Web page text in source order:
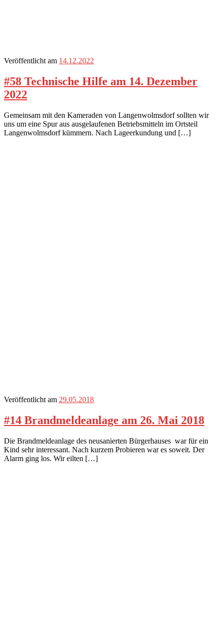
Veröffentlicht am 14.12.2022
#58 Technische Hilfe am 14. Dezember
2022
Gemeinsam mit den Kameraden von Langenwolmsdorf sollten wir
uns um eine Spur aus ausgelaufenen Betriebsmitteln im Ortsteil
Langenwolmsdorf kümmern. Nach Lageerkundung und […]
Veröffentlicht am 29.05.2018
#14 Brandmeldeanlage am 26. Mai 2018
Die Brandmeldeanlage des neusanierten Bürgerhauses war für ein
Kind sehr interessant. Nach kurzem Probieren war es soweit. Der
Alarm ging los. Wir eilten […]